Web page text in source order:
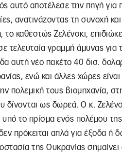
αυτό αποτέλεσε την πηγή για
ανατινάζοντας τη συνοχή
καθεστώς Ζελένσκι,
τελευταία γραμμή άμυνας για
αυτή νέο πακέτο 40 δισ.
ενώ και άλλες χώρες είναι
πολεμική τους βιομηχανία,
δίνονται ως δωρεά. Ο κ.
υπό το πρίσμα ενός πολέμου
πρόκειται απλά για έξοδα ή
της Ουκρανίας σημαίνει